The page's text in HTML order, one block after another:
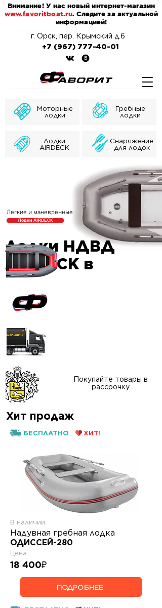
г. Орск, пер. Крымский д.6
+7 (967) 777-40-01
Внимание! У нас новый интернет-магазин
www.favoritboat.ru. Следите за актуальной
информацией!
Моторные
лодки
Гребные
лодки
Лодки
AIRDECK
Снаряжение
для лодок
Легкие и маневренные
Лодки AIRDECK
Лодки НДВД
AIRDECK в
Гарантия
Покупайте товары в
рассрочку
Хит продаж
Надувная гребная лодка
ОДИССЕЙ-280
В наличии
Цена
18 400₽
БЕСПЛАТНО ХИТ!
ПОДРОБНЕЕ